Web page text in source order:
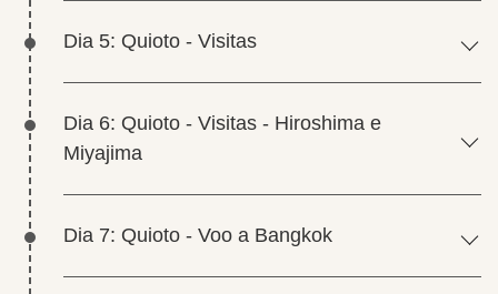
Dia 5: Quioto - Visitas
Dia 6: Quioto - Visitas - Hiroshima e
Miyajima
Dia 7: Quioto - Voo a Bangkok